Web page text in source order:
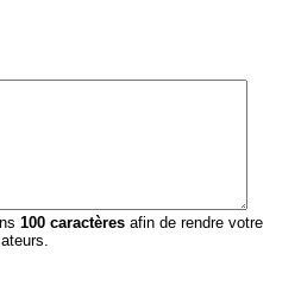
100 caractères afin de rendre votre